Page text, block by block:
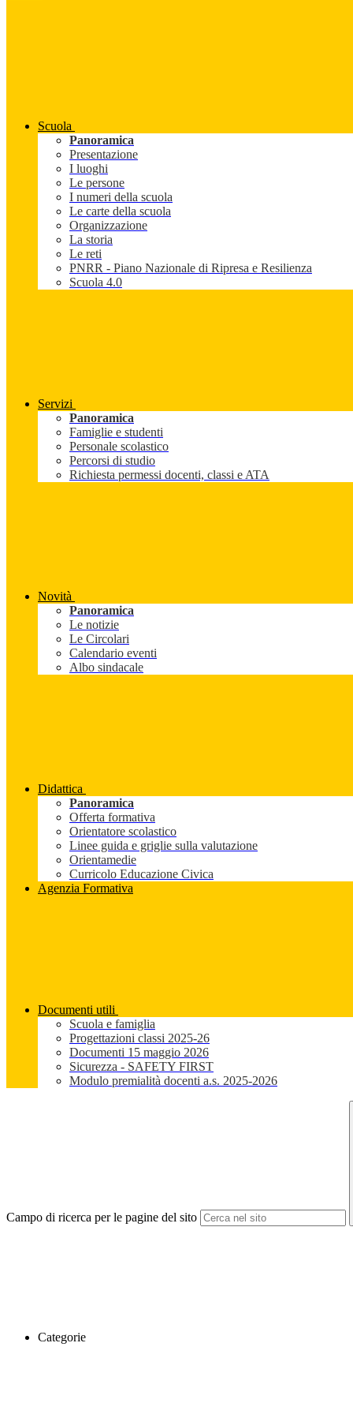
Scuola
Panoramica
Presentazione
I luoghi
Le persone
I numeri della scuola
Le carte della scuola
Organizzazione
La storia
Le reti
PNRR - Piano Nazionale di Ripresa e Resilienza
Scuola 4.0
Servizi
Panoramica
Famiglie e studenti
Personale scolastico
Percorsi di studio
Richiesta permessi docenti, classi e ATA
Novità
Panoramica
Le notizie
Le Circolari
Calendario eventi
Albo sindacale
Didattica
Panoramica
Offerta formativa
Orientatore scolastico
Linee guida e griglie sulla valutazione
Orientamedie
Curricolo Educazione Civica
Agenzia Formativa
Documenti utili
Scuola e famiglia
Progettazioni classi 2025-26
Documenti 15 maggio 2026
Sicurezza - SAFETY FIRST
Modulo premialità docenti a.s. 2025-2026
Campo di ricerca per le pagine del sito
Categorie